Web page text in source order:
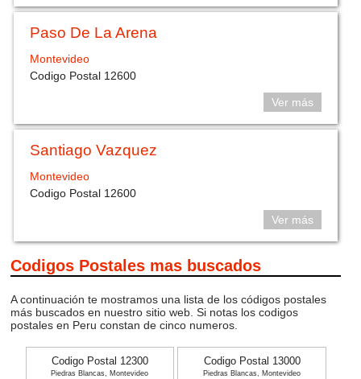
Paso De La Arena
Montevideo
Codigo Postal 12600
Ver más
Santiago Vazquez
Montevideo
Codigo Postal 12600
Ver más
Codigos Postales mas buscados
A continuación te mostramos una lista de los códigos postales
más buscados en nuestro sitio web. Si notas los codigos
postales en Peru constan de cinco numeros.
Codigo Postal 12300
Piedras Blancas, Montevideo
Codigo Postal 13000
Piedras Blancas, Montevideo